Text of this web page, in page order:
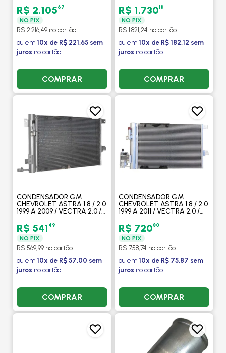
2006>2012 / 6PK - MAHLE
R$ 2.10567
NO PIX
R$ 2.216,49 no cartão
ou em 10x de R$ 221,65 sem
juros no cartão
COMPRAR
VALEO
R$ 1.73018
NO PIX
R$ 1.821,24 no cartão
ou em 10x de R$ 182,12 sem
juros no cartão
COMPRAR
CONDENSADOR GM
CHEVROLET ASTRA 1.8 / 2.0
1999 A 2009 / VECTRA 2.0 /
2.0 2001 A 2012 SEM FILTRO
- PROCOOLER
R$ 541 49
NO PIX
R$ 569,99 no cartão
ou em 10x de R$ 57,00 sem
juros no cartão
COMPRAR
CONDENSADOR GM
CHEVROLET ASTRA 1.8 / 2.0
1999 A 2011 / VECTRA 2.0 /
2001 A 2012 COM FILTRO -
PROCOOLER
R$ 72080
NO PIX
R$ 758,74 no cartão
ou em 10x de R$ 75,87 sem
juros no cartão
COMPRAR